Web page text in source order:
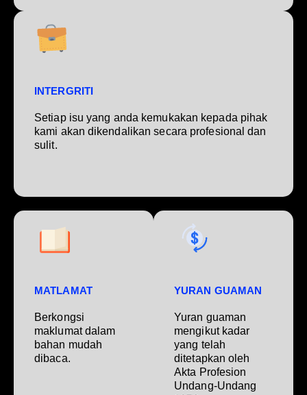
INTERGRITI
Setiap isu yang anda kemukakan kepada pihak
kami akan dikendalikan secara profesional dan
sulit.
MATLAMAT
Berkongsi
maklumat dalam
bahan mudah
dibaca.
YURAN GUAMAN
Yuran guaman
mengikut kadar
yang telah
ditetapkan oleh
Akta Profesion
Undang-Undang